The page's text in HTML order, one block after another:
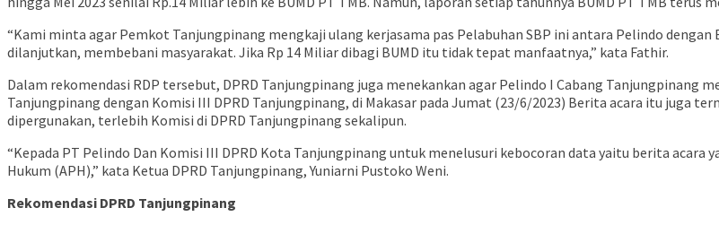
“Kami minta agar Pemkot Tanjungpinang mengkaji ulang kerjasama pas Pelabuhan SBP ini antara Pelindo
dilanjutkan, membebani masyarakat. Jika Rp 14 Miliar dibagi BUMD itu tidak tepat manfaatnya,” kata Fathir.
Dalam rekomendasi RDP tersebut, DPRD Tanjungpinang juga menekankan agar Pelindo I Cabang Tanjungpinang
Tanjungpinang dengan Komisi III DPRD Tanjungpinang, di Makasar pada Jumat (23/6/2023) Berita acara itu juga
dipergunakan, terlebih Komisi di DPRD Tanjungpinang sekalipun.
“Kepada PT Pelindo Dan Komisi III DPRD Kota Tanjungpinang untuk menelusuri kebocoran data yaitu berita acara
Hukum (APH),” kata Ketua DPRD Tanjungpinang, Yuniarni Pustoko Weni.
Rekomendasi DPRD Tanjungpinang